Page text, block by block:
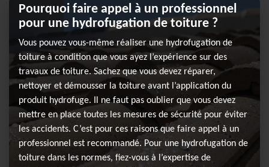
Pourquoi faire appel à un professionnel
pour une hydrofugation de toiture ?
Vous pouvez vous-même réaliser une hydrofugation de
toiture à condition que vous ayez l’expérience sur des
travaux de toiture. Sachez que vous devez réparer,
nettoyer et démousser la toiture avant l’application du
produit hydrofuge. Il ne faut pas oublier que vous devez
mettre en place toutes les mesures de sécurité pour éviter
les accidents. C’est pour ces raisons que faire appel à un
professionnel est recommandé. Pour une hydrofugation de
toiture dans les normes, fiez-vous à l’expertise de